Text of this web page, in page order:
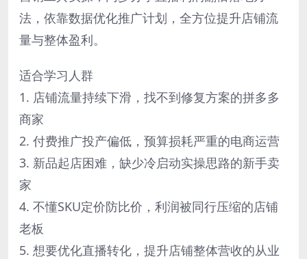
法，依靠数据优化推广计划，全方位提升店铺流
量与整体盈利。
适合学习人群
1. 店铺流量持续下滑，找不到修复方案的拼多多
商家
2. 付费推广投产偏低，预算损耗严重的电商运营
3. 新品起店困难，缺少冷启动实操思路的新手卖
家
4. 不懂SKU定价防比价，利润被同行压缩的店铺
老板
5. 想要优化直播转化，提升店铺整体营收的从业